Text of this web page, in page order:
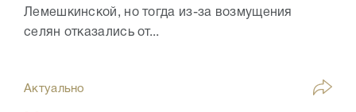
Лемешкинской, но тогда из-за возмущения
селян отказались от...
Актуально